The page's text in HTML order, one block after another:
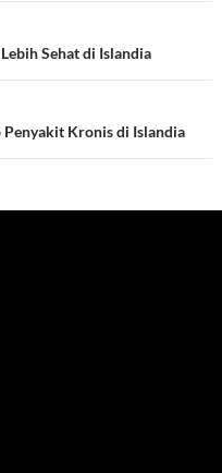
Sehat di Islandia
Kronis di Islandia